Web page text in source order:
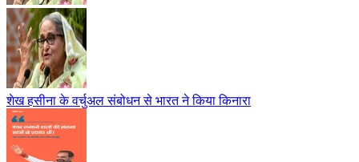
शेख हसीना के वर्चुअल संबोधन से भारत ने किया किनारा